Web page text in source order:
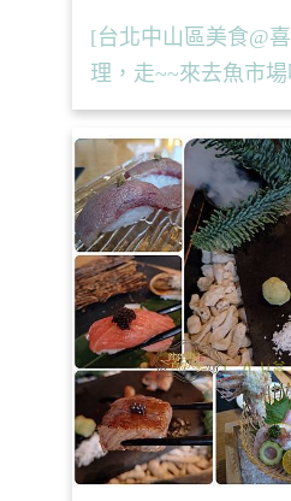
[台北中山區美食@
理，走~~來去魚市